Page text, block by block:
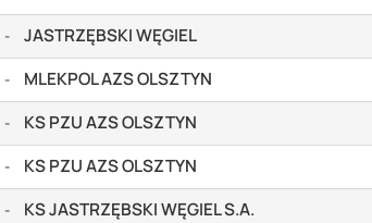
- JASTRZĘBSKI WĘGIEL
- MLEKPOL AZS OLSZTYN
- KS PZU AZS OLSZTYN
- KS PZU AZS OLSZTYN
- KS JASTRZĘBSKI WĘGIEL S.A.